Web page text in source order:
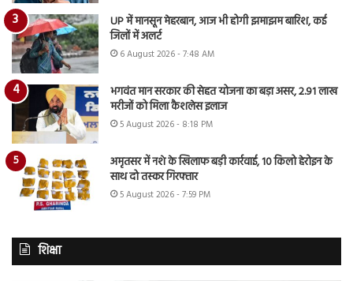
UP में मानसून मेहरबान, आज भी होगी झमाझम बारिश, कई
जिलों में अलर्ट
6 August 2026 - 7:48 AM
भगवंत मान सरकार की सेहत योजना का बड़ा असर, 2.91 लाख
मरीजों को मिला कैशलेस इलाज
5 August 2026 - 8:18 PM
अमृतसर में नशे के खिलाफ बड़ी कार्रवाई, 10 किलो हेरोइन के
साथ दो तस्कर गिरफ्तार
5 August 2026 - 7:59 PM
शिक्षा